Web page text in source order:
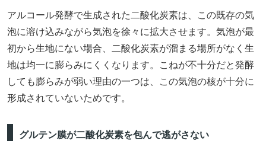
アルコール発酵で生成された二酸化炭素は、この既存の気
泡に溶け込みながら気泡を徐々に拡大させます。気泡が最
初から生地にない場合、二酸化炭素が溜まる場所がなく生
地は均一に膨らみにくくなります。こねが不十分だと発酵
しても膨らみが弱い理由の一つは、この気泡の核が十分に
形成されていないためです。
グルテン膜が二酸化炭素を包んで逃がさない